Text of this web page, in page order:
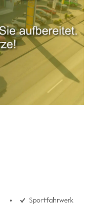
Sportfahrwerk